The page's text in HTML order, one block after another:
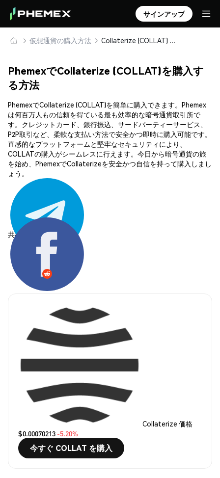
サインアップ
仮想通貨の購入方法 Collaterize (COLLAT) を安全に購入・保管
PhemexでCollaterize (COLLAT)を購入す
る方法
PhemexでCollaterize (COLLAT)を簡単に購入できます。Phemex
は何百万人もの信頼を得ている最も効率的な暗号通貨取引所で
す。クレジットカード、銀行振込、サードパーティーサービス、
P2P取引など、柔軟な支払い方法で安全かつ即時に購入可能です。
直感的なプラットフォームと堅牢なセキュリティにより、
COLLATの購入がシームレスに行えます。今日から暗号通貨の旅
を始め、PhemexでCollaterizeを安全かつ自信を持って購入しまし
ょう。
共有する:
Collaterize 価格
$0.00070213 -5.20%
今すぐ COLLAT を購入